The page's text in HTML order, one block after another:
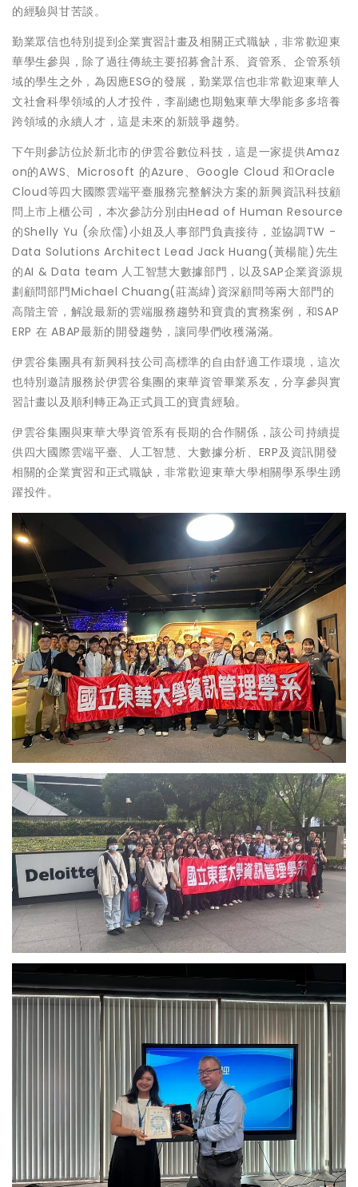
的經驗與甘苦談。
勤業眾信也特別提到企業實習計畫及相關正式職缺，非常歡迎東
華學生參與，除了過往傳統主要招募會計系、資管系、企管系領
域的學生之外，為因應ESG的發展，勤業眾信也非常歡迎東華人
文社會科學領域的人才投件，李副總也期勉東華大學能多多培養
跨領域的永續人才，這是未來的新競爭趨勢。
下午則參訪位於新北市的伊雲谷數位科技，這是一家提供Amaz
on的AWS、Microsoft 的Azure、Google Cloud 和Oracle
Cloud等四大國際雲端平臺服務完整解決方案的新興資訊科技顧
問上市上櫃公司，本次參訪分別由Head of Human Resource
的Shelly Yu (余欣儒)小姐及人事部門負責接待，並協調TW -
Data Solutions Architect Lead Jack Huang(黃楊龍)先生
的AI & Data team 人工智慧大數據部門，以及SAP企業資源規
劃顧問部門Michael Chuang(莊嵩緯)資深顧問等兩大部門的
高階主管，解說最新的雲端服務趨勢和寶貴的實務案例，和SAP
ERP 在 ABAP最新的開發趨勢，讓同學們收穫滿滿。
伊雲谷集團具有新興科技公司高標準的自由舒適工作環境，這次
也特別邀請服務於伊雲谷集團的東華資管畢業系友，分享參與實
習計畫以及順利轉正為正式員工的寶貴經驗。
伊雲谷集團與東華大學資管系有長期的合作關係，該公司持續提
供四大國際雲端平臺、人工智慧、大數據分析、ERP及資訊開發
相關的企業實習和正式職缺，非常歡迎東華大學相關學系學生踴
躍投件。